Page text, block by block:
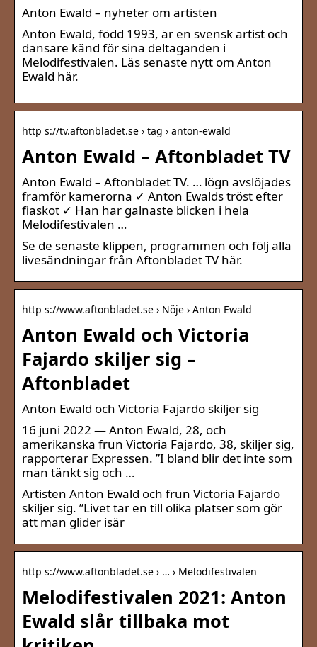
Anton Ewald – nyheter om artisten
Anton Ewald, född 1993, är en svensk artist och
dansare känd för sina deltaganden i
Melodifestivalen. Läs senaste nytt om Anton
Ewald här.
http s://tv.aftonbladet.se › tag › anton-ewald
Anton Ewald – Aftonbladet TV
Anton Ewald – Aftonbladet TV. … lögn avslöjades
framför kamerorna ✓ Anton Ewalds tröst efter
fiaskot ✓ Han har galnaste blicken i hela
Melodifestivalen …
Se de senaste klippen, programmen och följ alla
livesändningar från Aftonbladet TV här.
http s://www.aftonbladet.se › Nöje › Anton Ewald
Anton Ewald och Victoria
Fajardo skiljer sig –
Aftonbladet
Anton Ewald och Victoria Fajardo skiljer sig
16 juni 2022 — Anton Ewald, 28, och
amerikanska frun Victoria Fajardo, 38, skiljer sig,
rapporterar Expressen. ”I bland blir det inte som
man tänkt sig och …
Artisten Anton Ewald och frun Victoria Fajardo
skiljer sig. ”Livet tar en till olika platser som gör
att man glider isär
http s://www.aftonbladet.se › … › Melodifestivalen
Melodifestivalen 2021: Anton
Ewald slår tillbaka mot